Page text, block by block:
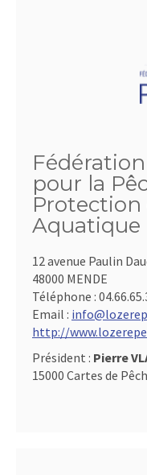
pour la
Aquatique
12 avenue Paulin
48000 MENDE
Téléphone :
Email :
http://
Président : Pierre
15000 Cartes de